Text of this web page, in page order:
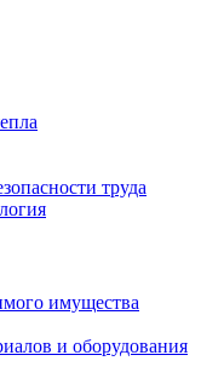
труда
имущества
и оборудования